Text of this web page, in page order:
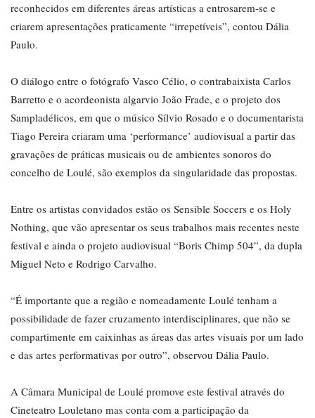
reconhecidos em diferentes áreas artísticas a entrosarem-se e
criarem apresentações praticamente “irrepetíveis”, contou Dália
Paulo.
O diálogo entre o fotógrafo Vasco Célio, o contrabaixista Carlos
Barretto e o acordeonista algarvio João Frade, e o projeto dos
Sampladélicos, em que o músico Sílvio Rosado e o documentarista
Tiago Pereira criaram uma ‘performance’ audiovisual a partir das
gravações de práticas musicais ou de ambientes sonoros do
concelho de Loulé, são exemplos da singularidade das propostas.
Entre os artistas convidados estão os Sensible Soccers e os Holy
Nothing, que vão apresentar os seus trabalhos mais recentes neste
festival e ainda o projeto audiovisual “Boris Chimp 504”, da dupla
Miguel Neto e Rodrigo Carvalho.
“É importante que a região e nomeadamente Loulé tenham a
possibilidade de fazer cruzamento interdisciplinares, que não se
compartimente em caixinhas as áreas das artes visuais por um lado
e das artes performativas por outro”, observou Dália Paulo.
A Câmara Municipal de Loulé promove este festival através do
Cineteatro Louletano mas conta com a participação da